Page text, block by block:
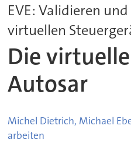
EVE: Validieren
virtuellen
Die
Autosar
Michel Dietrich, Michael
arbeiten